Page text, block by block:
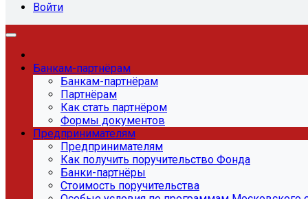
Войти
Банкам-партнёрам
Банкам-партнёрам
Партнёрам
Как стать партнёром
Формы документов
Предпринимателям
Предпринимателям
Как получить поручительство Фонда
Банки-партнёры
Стоимость поручительства